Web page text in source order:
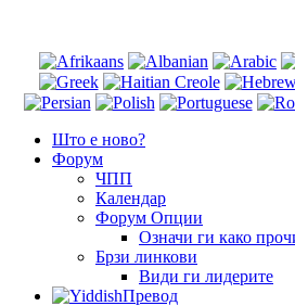
Што е ново?
Форум
ЧПП
Календар
Форум Опции
Означи ги како
Брзи линкови
Види ги лидерите
Превод